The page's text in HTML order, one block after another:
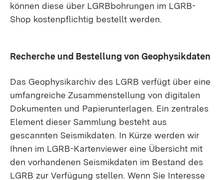
können diese über LGRBbohrungen im LGRB-
Shop kostenpflichtig bestellt werden.
Recherche und Bestellung von Geophysikdaten
Das Geophysikarchiv des LGRB verfügt über eine
umfangreiche Zusammenstellung von digitalen
Dokumenten und Papier­unterlagen. Ein zentrales
Element dieser Sammlung besteht aus
gescannten Seismikdaten. In Kürze werden wir
Ihnen im LGRB-Kartenviewer eine Übersicht mit
den vorhandenen Seismikdaten im Bestand des
LGRB zur Verfügung stellen. Wenn Sie Interesse